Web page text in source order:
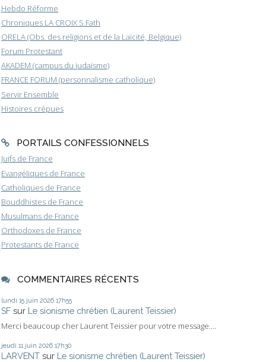
Hebdo Réforme
Chroniques LA CROIX S.Fath
ORELA (Obs. des religions et de la Laïcité, Belgique)
Forum Protestant
AKADEM (campus du judaïsme)
FRANCE FORUM (personnalisme catholique)
Servir Ensemble
Histoires crépues
PORTAILS CONFESSIONNELS
Juifs de France
Evangéliques de France
Catholiques de France
Bouddhistes de France
Musulmans de France
Orthodoxes de France
Protestants de France
COMMENTAIRES RÉCENTS
lundi 15 juin 2026 17h55
SF sur Le sionisme chrétien (Laurent Teissier)
Merci beaucoup cher Laurent Teissier pour votre message....
jeudi 11 juin 2026 17h30
LARVENT sur Le sionisme chrétien (Laurent Teissier)